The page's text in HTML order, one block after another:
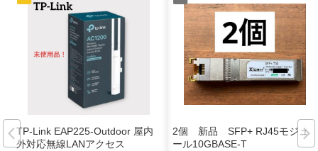
TP-Link EAP225-Outdoor 屋内
外対応無線LANアクセス
2個 新品 SFP+ RJ45モジュ
ール10GBASE-T